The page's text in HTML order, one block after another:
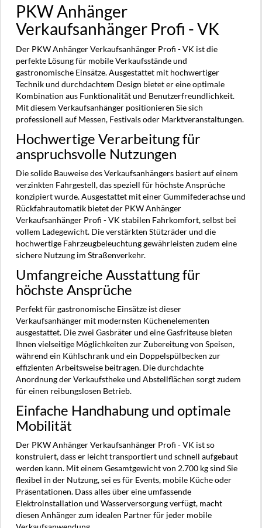
PKW Anhänger
Verkaufsanhänger Profi - VK
Der PKW Anhänger Verkaufsanhänger Profi - VK ist die
perfekte Lösung für mobile Verkaufsstände und
gastronomische Einsätze. Ausgestattet mit hochwertiger
Technik und durchdachtem Design bietet er eine optimale
Kombination aus Funktionalität und Benutzerfreundlichkeit.
Mit diesem Verkaufsanhänger positionieren Sie sich
professionell auf Messen, Festivals oder Marktveranstaltungen.
Hochwertige Verarbeitung für
anspruchsvolle Nutzungen
Die solide Bauweise des Verkaufsanhängers basiert auf einem
verzinkten Fahrgestell, das speziell für höchste Ansprüche
konzipiert wurde. Ausgestattet mit einer Gummifederachse und
Rückfahrautomatik bietet der PKW Anhänger
Verkaufsanhänger Profi - VK stabilen Fahrkomfort, selbst bei
vollem Ladegewicht. Die verstärkten Stützräder und die
hochwertige Fahrzeugbeleuchtung gewährleisten zudem eine
sichere Nutzung im Straßenverkehr.
Umfangreiche Ausstattung für
höchste Ansprüche
Perfekt für gastronomische Einsätze ist dieser
Verkaufsanhänger mit modernsten Küchenelementen
ausgestattet. Die zwei Gasbräter und eine Gasfriteuse bieten
Ihnen vielseitige Möglichkeiten zur Zubereitung von Speisen,
während ein Kühlschrank und ein Doppelspülbecken zur
effizienten Arbeitsweise beitragen. Die durchdachte
Anordnung der Verkaufstheke und Abstellflächen sorgt zudem
für einen reibungslosen Betrieb.
Einfache Handhabung und optimale
Mobilität
Der PKW Anhänger Verkaufsanhänger Profi - VK ist so
konstruiert, dass er leicht transportiert und schnell aufgebaut
werden kann. Mit einem Gesamtgewicht von 2.700 kg sind Sie
flexibel in der Nutzung, sei es für Events, mobile Küche oder
Präsentationen. Dass alles über eine umfassende
Elektroinstallation und Wasserversorgung verfügt, macht
diesen Anhänger zum idealen Partner für jeder mobile